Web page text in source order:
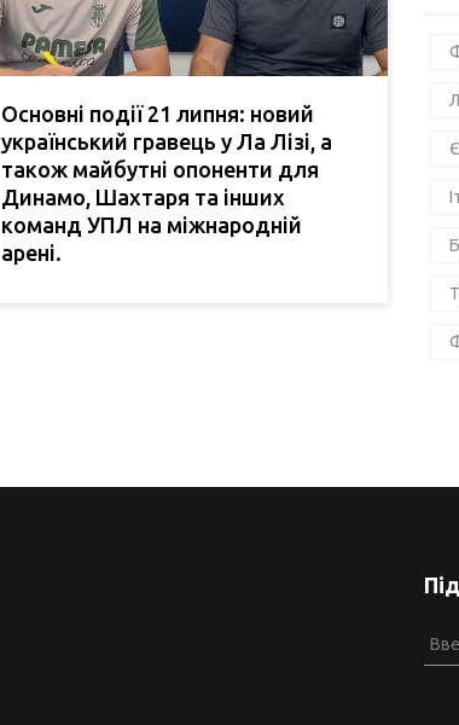
Основні події 21 липня: новий
український гравець у Ла Лізі, а
також майбутні опоненти для
Динамо, Шахтаря та інших
команд УПЛ на міжнародній
арені.